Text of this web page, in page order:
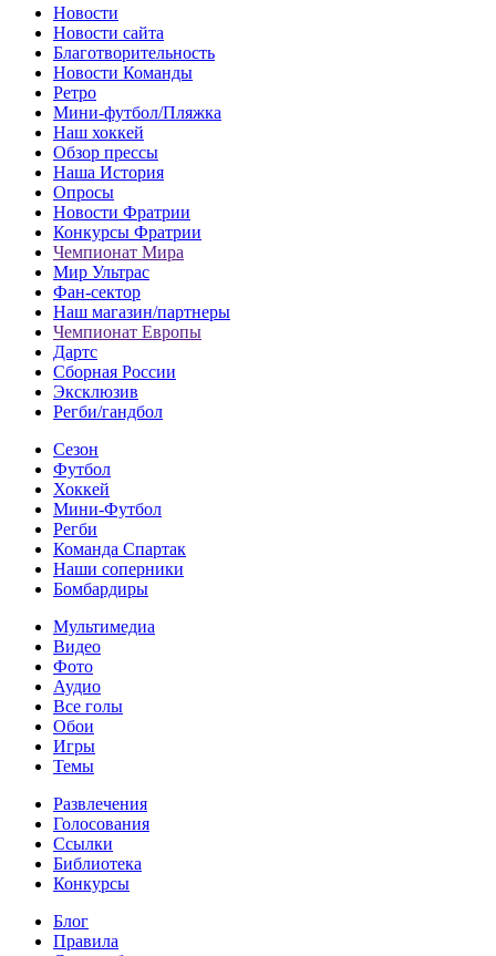
Новости
Новости сайта
Благотворительность
Новости Команды
Ретро
Мини-футбол/Пляжка
Наш хоккей
Обзор прессы
Наша История
Опросы
Новости Фратрии
Конкурсы Фратрии
Чемпионат Мира
Мир Ультрас
Фан-cектор
Наш магазин/партнеры
Чемпионат Европы
Дартс
Сборная России
Эксклюзив
Регби/гандбол
Сезон
Футбол
Хоккей
Мини-Футбол
Регби
Команда Спартак
Наши соперники
Бомбардиры
Мультимедиа
Видео
Фото
Аудио
Все голы
Обои
Игры
Темы
Развлечения
Голосования
Ссылки
Библиотека
Конкурсы
Блог
Правила